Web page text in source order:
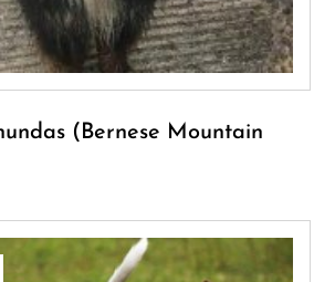
(Bernese Mountain